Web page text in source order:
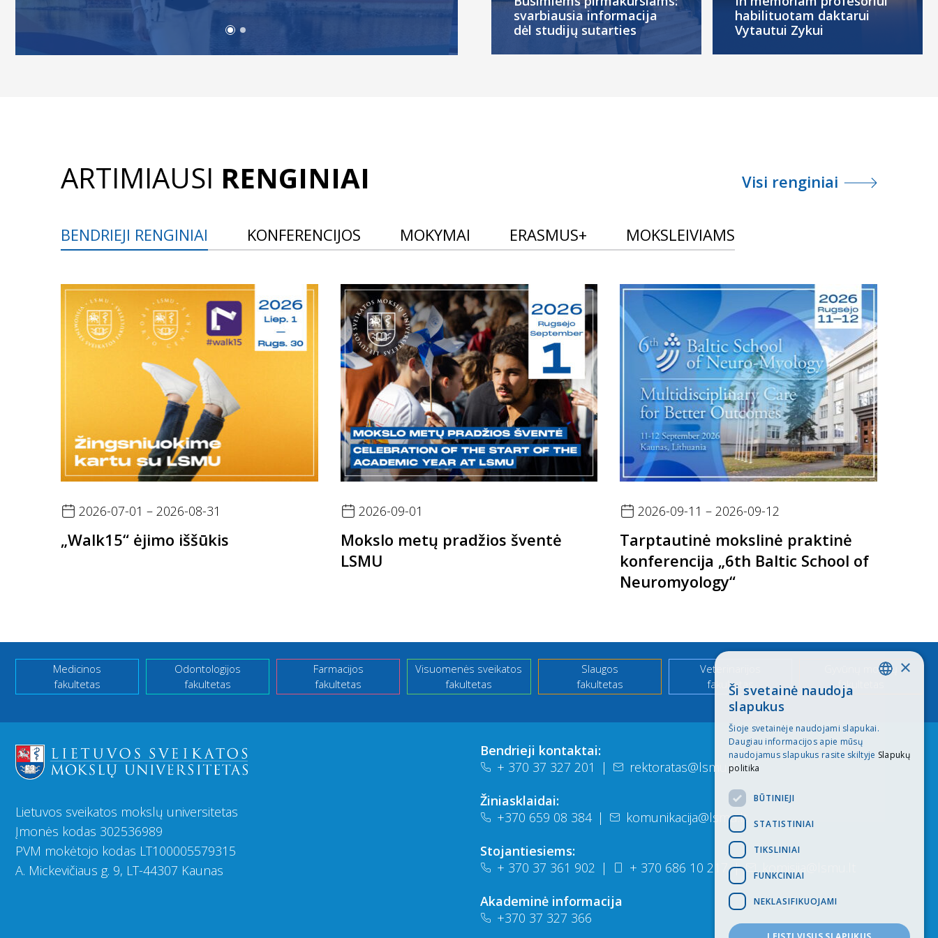
svarbiausia informacija
dėl studijų sutarties
habilituotam daktarui
Vytautui Zykui
ARTIMIAUSI RENGINIAI Visi renginiai
BENDRIEJI RENGINIAI KONFERENCIJOS MOKYMAI ERASMUS+ MOKSLEIVIAMS
2026-07-01 – 2026-08-31
„Walk15“ ėjimo iššūkis
2026-09-01
Mokslo metų pradžios šventė
LSMU
2026-09-11 – 2026-09-12
Tarptautinė mokslinė praktinė
konferencija „6th Baltic School of
Neuromyology“
Medicinos
fakultetas
Odontologijos
fakultetas
Farmacijos
fakultetas
Visuomenės sveikatos
fakultetas
Slaugos
fakultetas
Veterinarijos
fakultetas
Gyvūnų mokslų
fakultetas
Lietuvos sveikatos mokslų universitetas
Įmonės kodas 302536989
PVM mokėtojo kodas LT100005579315
A. Mickevičiaus g. 9, LT-44307 Kaunas
Bendrieji kontaktai:
+ 370 37 327 201
|
rektoratas@lsmu.lt
Žiniasklaidai:
+370 659 08 384 |
komunikacija@lsmu.lt
Stojantiesiems:
+ 370 37 361 902 | + 370 686 10 217 |
Akademinė informacija
+370 37 327 366
×
Ši svetainė naudoja
slapukus
Šioje svetainėje naudojami slapukai.
Daugiau informacijos apie mūsų
naudojamus slapukus rasite skiltyje Slapukų
politika
BŪTINIEJI
STATISTINIAI
TIKSLINIAI
FUNKCINIAI
NEKLASIFIKUOJAMI